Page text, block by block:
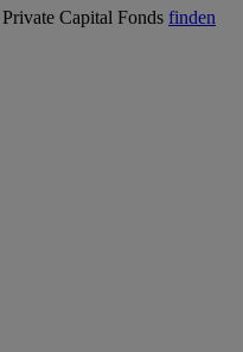
Capital Fonds finden